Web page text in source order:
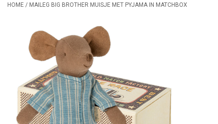
Lookbooks
HOME / MAILEG BIG BROTHER MUISJE MET PYJAMA IN MATCHBOX